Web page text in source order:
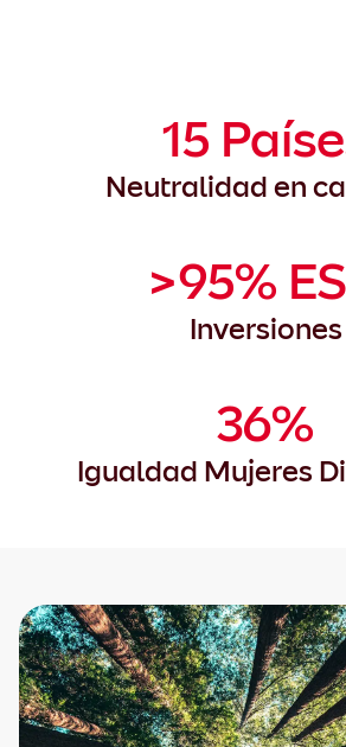
15
Neutralidad en
>95%
Inversiones
36%
Igualdad Mujeres